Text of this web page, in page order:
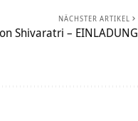
NÄCHSTER ARTIKEL
Shivaratri – EINLADUNG